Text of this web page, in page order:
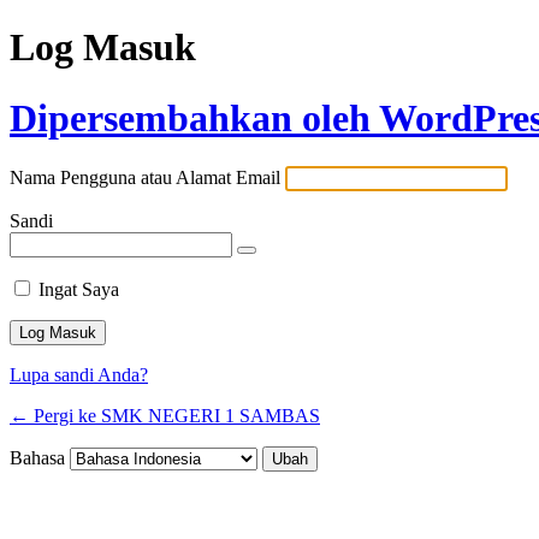
Log Masuk
Dipersembahkan oleh
Nama Pengguna atau Alamat Email
Sandi
Ingat Saya
Lupa sandi Anda?
← Pergi ke SMK NEGERI 1 SAMBAS
Bahasa